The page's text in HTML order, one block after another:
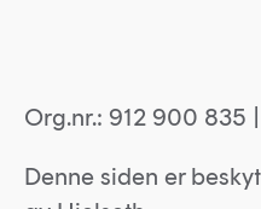
Org.nr.: 912 900 835 |
Denne siden er